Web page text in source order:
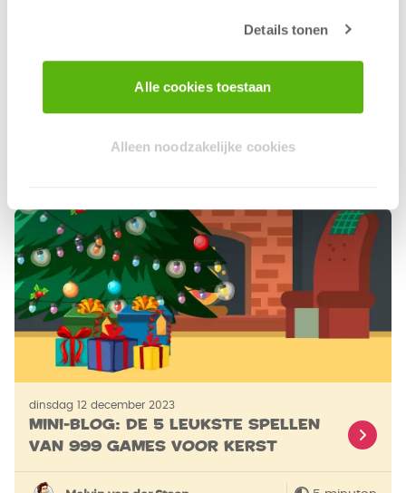
Details tonen
Alle cookies toestaan
Alleen noodzakelijke cookies
woensdag 27 december 2023
dinsdag 12 december 2023
Mini-blog: De 5 leukste spellen
van 999 Games voor kerst